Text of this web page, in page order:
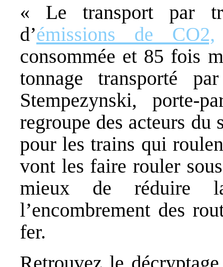
« Le transport par
d’émissions de CO2,
consommée et 85 fois
tonnage transporté
Stempezynski, porte-
regroupe des acteurs du
pour les trains qui
vont les faire rouler
mieux de réduire la
l’encombrement des
fer.